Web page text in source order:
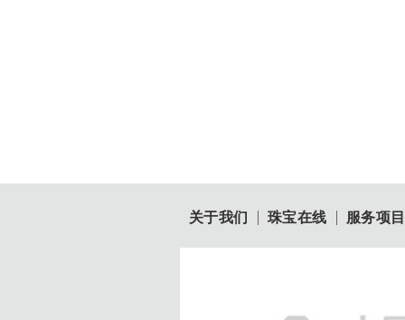
关于我们 珠宝在线 服务项目